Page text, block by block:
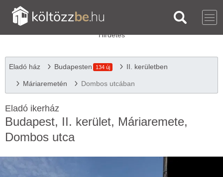
Eladó ház Budapesten 134 új II. kerületben
Máriaremetén Dombos utcában
Eladó ikerház
Budapest, II. kerület, Máriaremete,
Dombos utca